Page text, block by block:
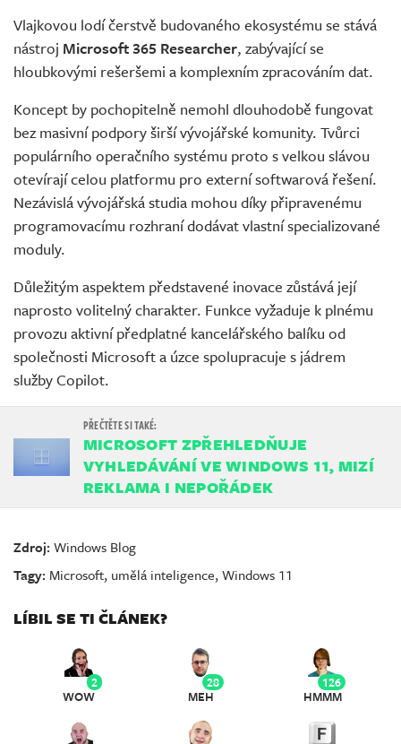
Vlajkovou lodí čerstvě budovaného ekosystému se stává
nástroj Microsoft 365 Researcher, zabývající se
hloubkovými rešeršemi a komplexním zpracováním dat.
Koncept by pochopitelně nemohl dlouhodobě fungovat
bez masivní podpory širší vývojářské komunity. Tvůrci
populárního operačního systému proto s velkou slávou
otevírají celou platformu pro externí softwarová řešení.
Nezávislá vývojářská studia mohou díky připravenému
programovacímu rozhraní dodávat vlastní specializované
moduly.
Důležitým aspektem představené inovace zůstává její
naprosto volitelný charakter. Funkce vyžaduje k plnému
provozu aktivní předplatné kancelářského balíku od
společnosti Microsoft a úzce spolupracuje s jádrem
služby Copilot.
MICROSOFT ZPŘEHLEDŇUJE
VYHLEDÁVÁNÍ VE WINDOWS 11, MIZÍ
REKLAMA I NEPOŘÁDEK
Zdroj:Windows Blog
Tagy: Microsoft, umělá inteligence,Windows 11
LÍBIL SE TI ČLÁNEK?
2
WOW
28
MEH
126
HMMM